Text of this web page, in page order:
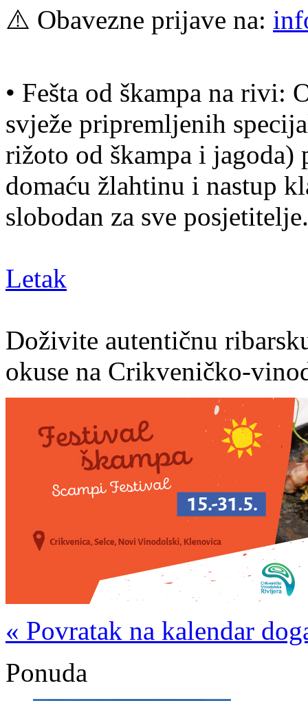
⚠️ Obavezne prijave na:
• Fešta od škampa na rivi:
svježe pripremljenih
rižoto od škampa i
domaću žlahtinu i nastup
slobodan za sve posjetitelje.
Letak
Doživite autentičnu
okuse na Crikveničko-
« Povratak na kalendar
Ponuda